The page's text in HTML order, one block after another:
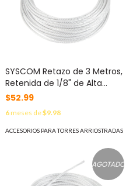
SYSCOM Retazo de 3 Metros,
Retenida de 1/8" de Alta
Resistencia, Galvanizado
clase A. MOD: S-RET-
318*3MTS
$52.99
6meses de$9.98
ACCESORIOS PARA TORRES ARRIOSTRADAS
AGOTADO